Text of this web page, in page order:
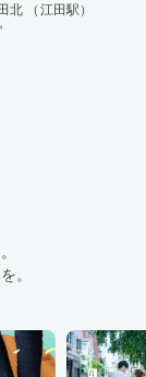
北 （江田駅）
。